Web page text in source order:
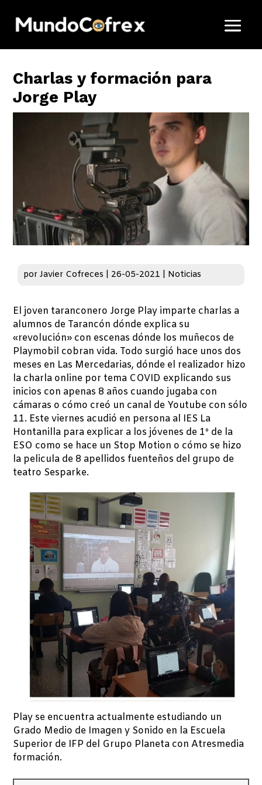
Charlas y formación para
Jorge Play
porJavier Cofreces 26-05-2021 Noticias
El joven taranconero Jorge Play imparte charlas a
alumnos de Tarancón dónde explica su
«revolución» con escenas dónde los muñecos de
Playmobil cobran vida. Todo surgió hace unos dos
meses en Las Mercedarias, dónde el realizador hizo
la charla online por tema COVID explicando sus
inicios con apenas 8 años cuando jugaba con
cámaras o cómo creó un canal de Youtube con sólo
11. Este viernes acudió en persona al IES La
Hontanilla para explicar a los jóvenes de 1º de la
ESO como se hace un Stop Motion o cómo se hizo
la pelicula de 8 apellidos fuenteños del grupo de
teatro Sesparke.
Play se encuentra actualmente estudiando un
Grado Medio de Imagen y Sonido en la Escuela
Superior de IFP del Grupo Planeta con Atresmedia
formación.